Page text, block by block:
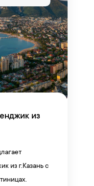
из
из г.Казань с